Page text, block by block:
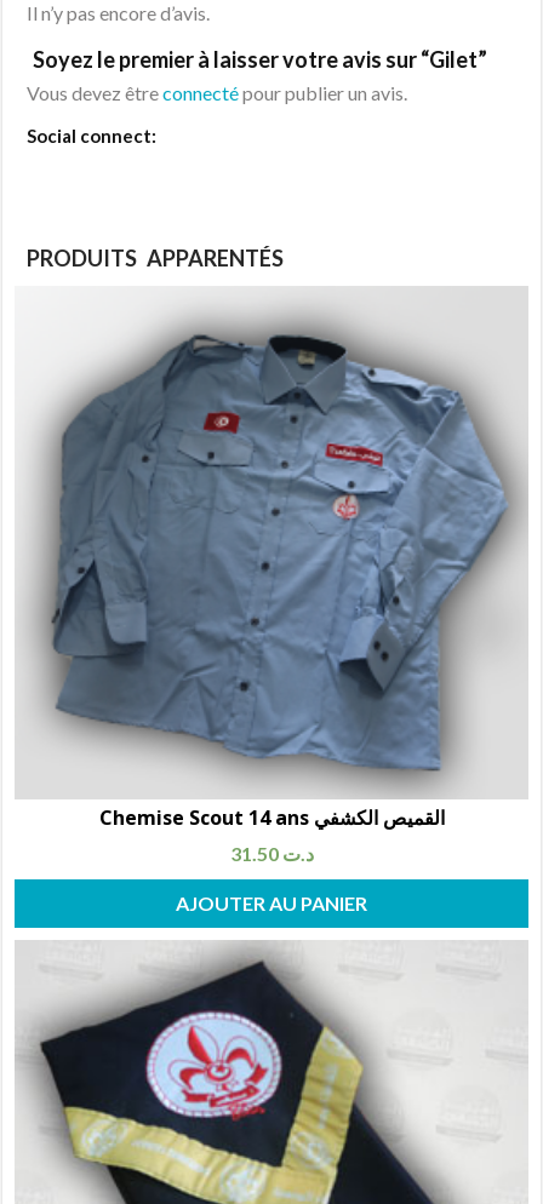
Il n’y pas encore d’avis.
Soyez le premier à laisser votre avis sur “Gilet”
Vous devez êtreconnectépour publier un avis.
Social connect:
PRODUITS APPARENTÉS
Chemise Scout 14 ans القميص الكشفي
31.50 د.ت
AJOUTER AU PANIER